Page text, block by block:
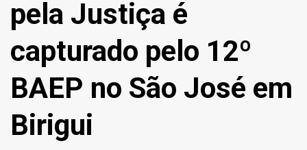
pela Justiça é
capturado pelo 12º
BAEP no São José em
Birigui